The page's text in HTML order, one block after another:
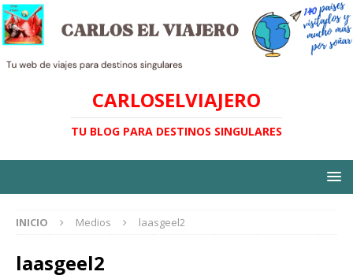
CARLOSELVIAJERO
TU BLOG PARA DESTINOS SINGULARES
INICIO Medios laasgeel2
laasgeel2